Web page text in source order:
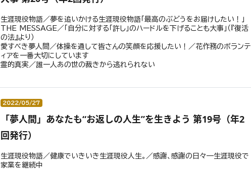
生涯現役物語／夢を追いかける生涯現役物語「最高のぶどうをお届けしたい！」
THE MESSAGE／「自分に対する「許し」のハードルを下げることも大事」（『復活
の法』より）
愛すべき夢人間／体操を通して皆さんの笑顔を応援したい！／花作務のボランテ
ィアを一番大切にしています
霊的真実／誰一人あの世の裁きから逃れられない
2022/05/27
「夢人間」あなたも“お返しの人生”を生きよう 第19号（年2
回発行）
生涯現役物語／健康でいきいき生涯現役人生。／感謝、感謝の日々—生涯現役で
家業を継続中